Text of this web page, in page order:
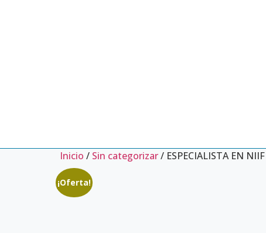
Inicio / Sin categorizar/ ESPECIALISTA EN
¡Oferta!